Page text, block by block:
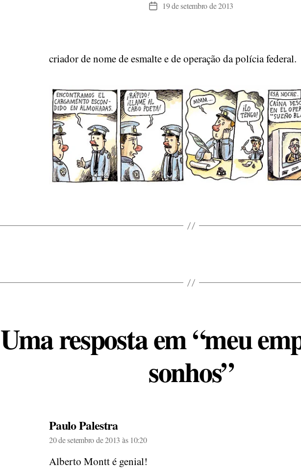
Data19 de setembro de 2013
criador de nome de esmalte e de operação da polícia federal.
Uma resposta em “meu
sonhos”
Paulo Palestradiz:
20 de setembro de 2013 às 10:20
Alberto Montt é genial!